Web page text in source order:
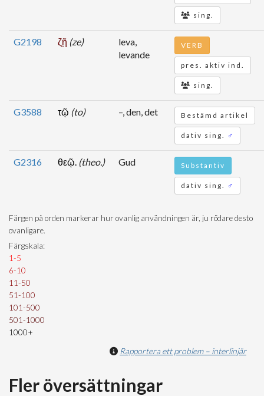
sing.
G2198 ζῇ (ze)
leva,
levande
VERB
pres. aktiv ind.
sing.
G3588 τῷ (to) –, den, det Bestämd artikel
dativ sing. ♂
G2316 θεῷ. (theo.) Gud Substantiv
dativ sing. ♂
Färgen på orden markerar hur ovanlig användningen är, ju rödare desto
ovanligare.
Färgskala:
1-5
6-10
11-50
51-100
101-500
501-1000
1000+
Rapportera ett problem – interlinjär
Fler översättningar